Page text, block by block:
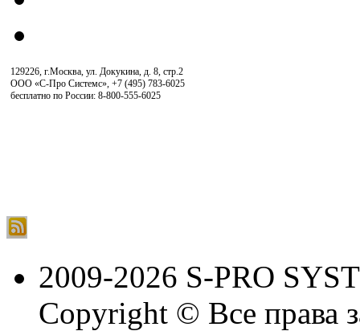
129226, г.Москва, ул. Докукина, д. 8, стр.2
ООО «С-Про Системс» +7 (495) 783-6025
бесплатно по России: 8-800-555-6025
2009-2026 S-PRO
Copyright © Все права